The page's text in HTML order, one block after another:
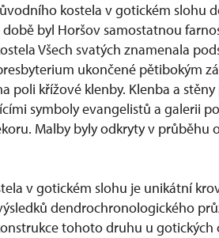
kostela v gotickém slohu
byl Horšov samostatnou
Všech svatých znamenala
ukončené pětibokým
poli křížové klenby. Klenba a
symboly evangelistů a galerii
Malby byly odkryty v průběhu
v gotickém slohu je unikátní
dendrochronologického
tohoto druhu u gotických